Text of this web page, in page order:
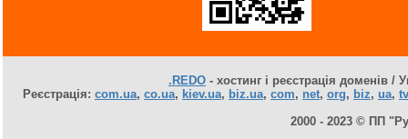
.REDO - хостинг і реєстрація доменів /
Реєстрація: com.ua, co.ua, kiev.ua, biz.ua, com, net, org, biz, ua, tv
2000 - 2023 © ПП